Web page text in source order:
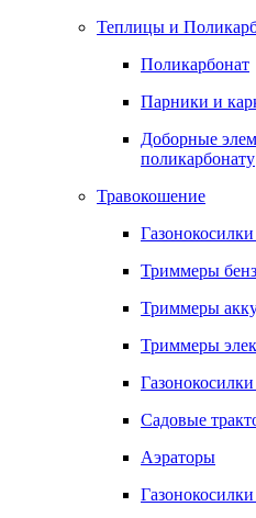
Теплицы и
Поликарбонат
Парники и
Доборные
поликарбонату
Травокошение
Триммеры
Триммеры
Триммеры
Садовые
Аэраторы